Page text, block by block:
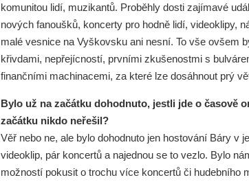
komunitou lidí, muzikantů. Proběhly dosti zajímavé
nových fanoušků, koncerty pro hodně lidí, videoklipy,
malé vesnice na Vyškovsku ani nesní. To vše ovšem
křivdami, nepřejícností, prvními zkušenostmi s
finančními machinacemi, za které lze dosáhnout prý
Bylo už na začátku dohodnuto, jestli jde o časově
začátku nikdo neřešil?
Věř nebo ne, ale bylo dohodnuto jen hostování Báry v
videoklip, pár koncertů a najednou se to vezlo. Bylo
možností pokusit o trochu více koncertů či hudebního